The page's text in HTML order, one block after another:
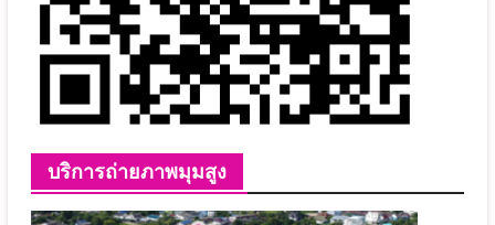
บริการถ่ายภาพมุมสูง